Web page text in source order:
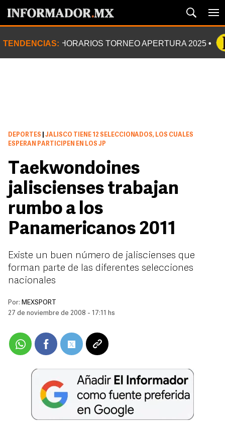
TENDENCIAS: HORARIOS TORNEO APERTURA 2025
DEPORTES
JALISCO TIENE 12 SELECCIONADOS, LOS CUALES
ESPERAN PARTICIPEN EN LOS JP
Taekwondoines
jaliscienses trabajan
rumbo a los
Panamericanos 2011
Existe un buen número de jaliscienses que
forman parte de las diferentes selecciones
nacionales
Por: MEXSPORT
27 de noviembre de 2008 - 17:11 hs